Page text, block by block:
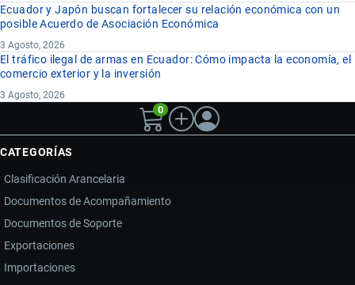
Ecuador y Japón buscan fortalecer su relación económica con un
posible Acuerdo de Asociación Económica
3 Agosto, 2026
El tráfico ilegal de armas en Ecuador: Cómo impacta la economía, el
comercio exterior y la inversión
3 Agosto, 2026
0
CATEGORÍAS
Clasificación Arancelaria
Documentos de Acompañamiento
Documentos de Soporte
Exportaciones
Importaciones